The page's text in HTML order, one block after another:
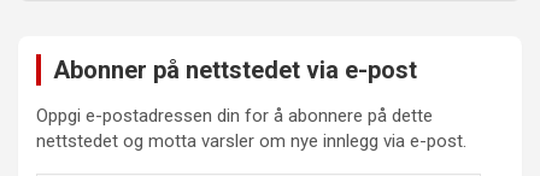
Abonner på nettstedet via e-post
Oppgi e-postadressen din for å abonnere på dette
nettstedet og motta varsler om nye innlegg via e-post.